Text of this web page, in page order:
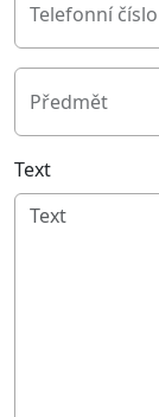
Telefonní číslo
Předmět
Text